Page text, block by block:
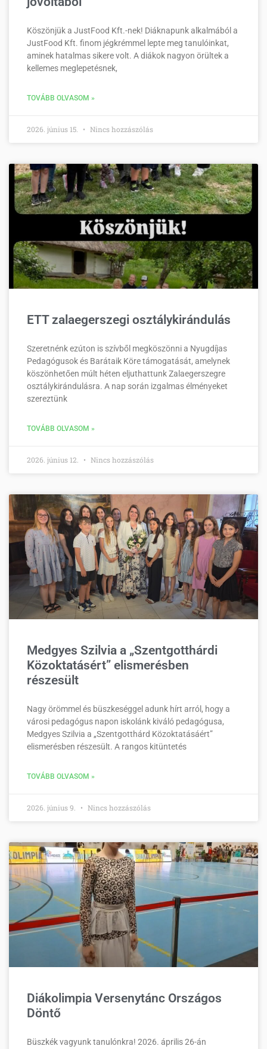
Köszönjük a JustFood Kft.-nek! Diáknapunk alkalmából a
JustFood Kft. finom jégkrémmel lepte meg tanulóinkat,
aminek hatalmas sikere volt. A diákok nagyon örültek a
kellemes meglepetésnek,
TOVÁBB OLVASOM »
2026. június 15. Nincs hozzászólás
ETT zalaegerszegi osztálykirándulás
Szeretnénk ezúton is szívből megköszönni a Nyugdíjas
Pedagógusok és Barátaik Köre támogatását, amelynek
köszönhetően múlt héten eljuthattunk Zalaegerszegre
osztálykirándulásra. A nap során izgalmas élményeket
szereztünk
TOVÁBB OLVASOM »
2026. június 12. Nincs hozzászólás
Medgyes Szilvia a „Szentgotthárdi
Közoktatásért” elismerésben
részesült
Nagy örömmel és büszkeséggel adunk hírt arról, hogy a
városi pedagógus napon iskolánk kiváló pedagógusa,
Medgyes Szilvia a „Szentgotthárd Közoktatásáért”
elismerésben részesült. A rangos kitüntetés
TOVÁBB OLVASOM »
2026. június 9. Nincs hozzászólás
Diákolimpia Versenytánc Országos
Döntő
Büszkék vagyunk tanulónkra! 2026. április 26-án